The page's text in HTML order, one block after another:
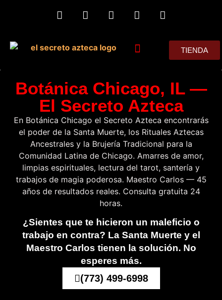
TIENDA
Botánica Chicago, IL —
El Secreto Azteca
En Botánica Chicago el Secreto Azteca encontrarás
el poder de la Santa Muerte, los Rituales Aztecas
Ancestrales y la Brujería Tradicional para la
Comunidad Latina de Chicago. Amarres de amor,
limpias espirituales, lectura del tarot, santería y
trabajos de magia poderosa. Maestro Carlos — 45
años de resultados reales. Consulta gratuita 24
horas.
¿Sientes que te hicieron un maleficio o
trabajo en contra? La Santa Muerte y el
Maestro Carlos tienen la solución. No
esperes más.
(773) 499-6998